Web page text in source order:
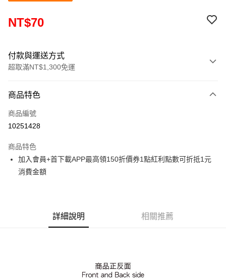
NT$70
付款與運送方式
超取滿NT$1,300免運
信用卡一次付款
超商取貨付款
Apple Pay
悠遊付
商品特色
商品編號
10251428
商品特色
加入會員+首下載APP最高領150折價券1點紅利點數可折抵1元
消費金額
詳細說明 相關推薦